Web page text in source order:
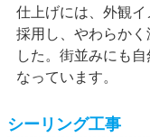
仕上げには、外観
採用し、やわらか
した。街並みにも
なっています。
シーリング工事